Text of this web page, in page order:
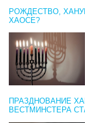
РОЖДЕСТВО,
ХАОСЕ?
ПРАЗДНОВАНИЕ
ВЕСТМИНСТЕРА